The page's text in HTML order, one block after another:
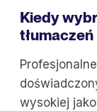
Kiedy
tłumaczeń
wysokiej